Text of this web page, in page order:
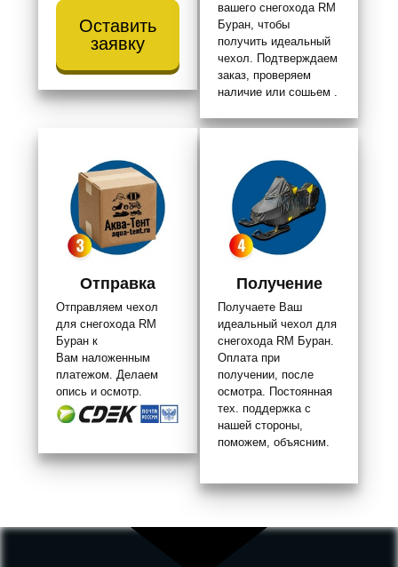
Оставить
заявку
вашего снегохода RM
Буран, чтобы
получить идеальный
чехол. Подтверждаем
заказ, проверяем
наличие или сошьем .
Отправка
Отправляем чехол
для снегохода RM
Буран к
Вам наложенным
платежом. Делаем
опись и осмотр.
Получение
Получаете Ваш
идеальный чехол для
снегохода RM Буран.
Оплата при
получении, после
осмотра. Постоянная
тех. поддержка с
нашей стороны,
поможем, объясним.